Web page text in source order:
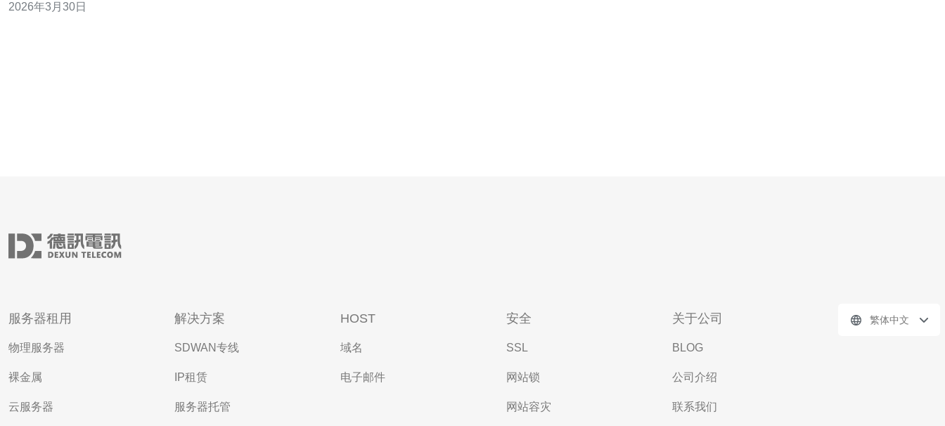
应商，降低业务中断风险。 作为长期打交道于云厂商、并
2026年3月30日
服务器租用
物理服务器
裸金属
云服务器
解决方案
SDWAN专线
IP租赁
服务器托管
HOST
域名
电子邮件
安全
SSL
网站锁
网站容灾
关于公司
BLOG
公司介绍
联系我们
繁体中文